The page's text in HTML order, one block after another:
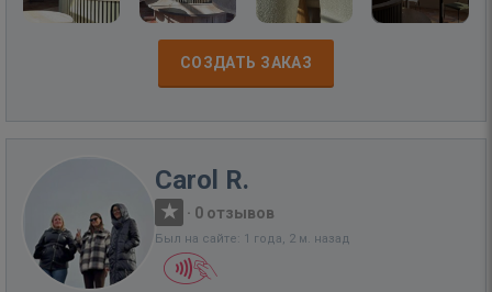
СОЗДАТЬ ЗАКАЗ
Carol R.
· 0 отзывов
Был на сайте: 1 года, 2 м. назад